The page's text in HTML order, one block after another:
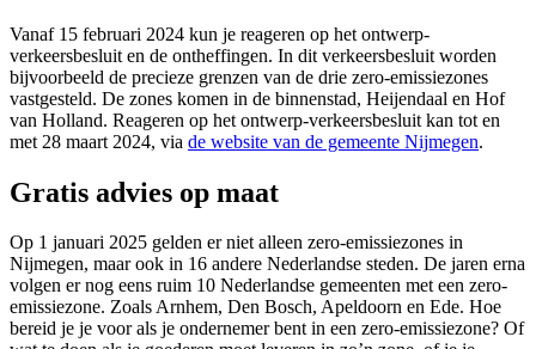
Vanaf 15 februari 2024 kun je reageren op het ontwerp-
verkeersbesluit en de ontheffingen. In dit verkeersbesluit worden
bijvoorbeeld de precieze grenzen van de drie zero-emissiezones
vastgesteld. De zones komen in de binnenstad, Heijendaal en Hof
van Holland. Reageren op het ontwerp-verkeersbesluit kan tot en
met 28 maart 2024, via de website van de gemeente Nijmegen.
Gratis advies op maat
Op 1 januari 2025 gelden er niet alleen zero-emissiezones in
Nijmegen, maar ook in 16 andere Nederlandse steden. De jaren erna
volgen er nog eens ruim 10 Nederlandse gemeenten met een zero-
emissiezone. Zoals Arnhem, Den Bosch, Apeldoorn en Ede. Hoe
bereid je je voor als je ondernemer bent in een zero-emissiezone? Of